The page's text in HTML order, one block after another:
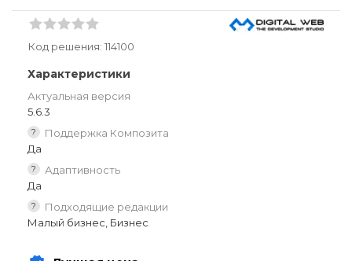
Код решения: 114100
Характеристики
Актуальная версия
5.6.3
?
Поддержка Композита
Да
?
Адаптивность
Да
?
Подходящие редакции
Малый бизнес, Бизнес